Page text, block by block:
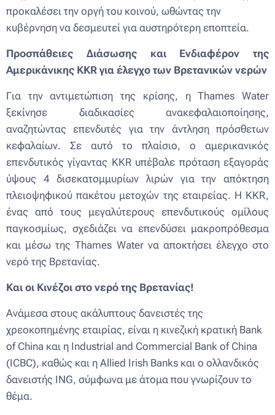
προκαλέσει την οργή του κοινού, ωθώντας την
κυβέρνηση να δεσμευτεί για αυστηρότερη εποπτεία.
Προσπάθειες Διάσωσης και Ενδιαφέρον της
Αμερικάνικης KKR για έλεγχο των Βρετανικών νερών
Για την αντιμετώπιση της κρίσης, η Thames Water
ξεκίνησε διαδικασίες ανακεφαλαιοποίησης,
αναζητώντας επενδυτές για την άντληση πρόσθετων
κεφαλαίων. Σε αυτό το πλαίσιο, ο αμερικανικός
επενδυτικός γίγαντας KKR υπέβαλε πρόταση εξαγοράς
ύψους 4 δισεκατομμυρίων λιρών για την απόκτηση
πλειοψηφικού πακέτου μετοχών της εταιρείας. Η KKR,
ένας από τους μεγαλύτερους επενδυτικούς ομίλους
παγκοσμίως, σχεδιάζει να επενδύσει μακροπρόθεσμα
και μέσω της Thames Water να αποκτήσει έλεγχο στο
νερό της Βρετανίας.
Και οι Κινέζοι στο νερό της Βρετανίας!
Ανάμεσα στους ακάλυπτους δανειστές της
χρεοκοπημένης εταιρίας, είναι η κινεζική κρατική Bank
of China και η Industrial and Commercial Bank of China
(ICBC), καθώς και η Allied Irish Banks και ο ολλανδικός
δανειστής ING, σύμφωνα με άτομα που γνωρίζουν το
θέμα.